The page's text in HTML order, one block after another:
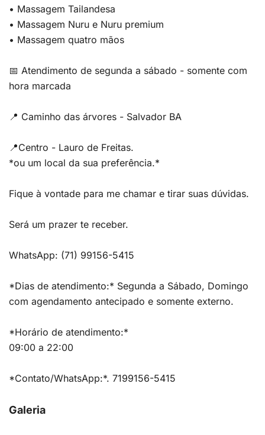
• Massagem Tailandesa
• Massagem Nuru e Nuru premium
• Massagem quatro mãos
📅 Atendimento de segunda a sábado - somente com
hora marcada
📍 Caminho das árvores - Salvador BA
📍Centro - Lauro de Freitas.
*ou um local da sua preferência.*
Fique à vontade para me chamar e tirar suas dúvidas.
Será um prazer te receber.
WhatsApp: (71) 99156-5415
*Dias de atendimento:* Segunda a Sábado, Domingo
com agendamento antecipado e somente externo.
*Horário de atendimento:*
09:00 a 22:00
*Contato/WhatsApp:*. 7199156-5415
Galeria